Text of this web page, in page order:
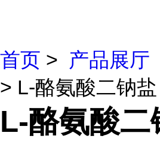
首页 > 产品展厅
> L-酪氨酸二钠盐
L-酪氨酸二